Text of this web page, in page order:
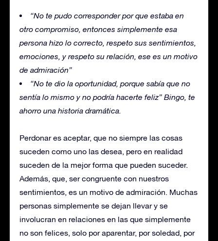
“No te pudo corresponder por que estaba en
otro compromiso, entonces simplemente esa
persona hizo lo correcto, respeto sus sentimientos,
emociones, y respeto su relación, ese es un motivo
de admiración”
“No te dio la oportunidad, porque sabía que no
sentía lo mismo y no podría hacerte feliz” Bingo, te
ahorro una historia dramática.
Perdonar es aceptar, que no siempre las cosas
suceden como uno las desea, pero en realidad
suceden de la mejor forma que pueden suceder.
Además, que, ser congruente con nuestros
sentimientos, es un motivo de admiración. Muchas
personas simplemente se dejan llevar y se
involucran en relaciones en las que simplemente
no son felices, solo por aparentar, por soledad, por